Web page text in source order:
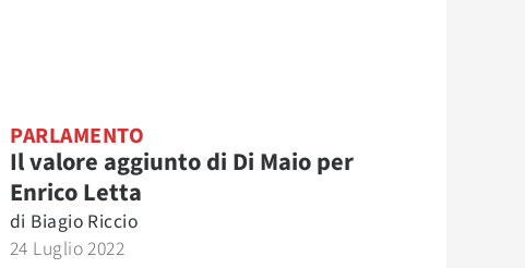
PARLAMENTO
Il valore aggiunto di Di Maio per
Enrico Letta
di Biagio Riccio
24 Luglio 2022